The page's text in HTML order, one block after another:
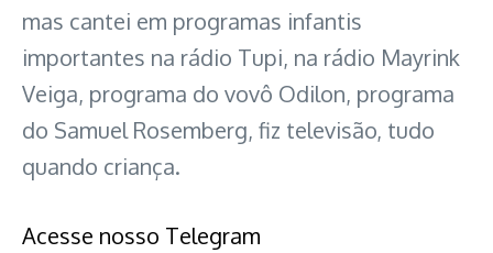
mas cantei em programas infantis
importantes na rádio Tupi, na rádio Mayrink
Veiga, programa do vovô Odilon, programa
do Samuel Rosemberg, fiz televisão, tudo
quando criança.
Acesse nosso Telegram